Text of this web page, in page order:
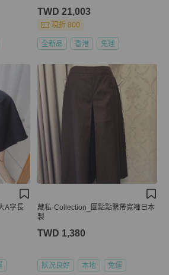
TWD 21,003
現折 800
全新品 香港 免運
A字長
藏私·Collection_圓點點繫帶寬褲日本
製
TWD 1,380
狀況良好 本地 免運